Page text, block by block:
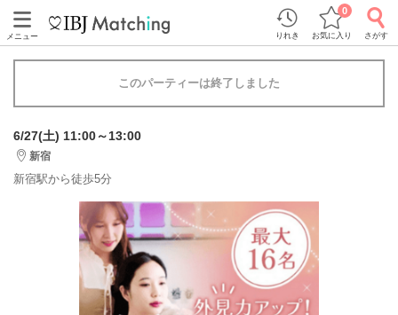
メニュー りれき お気に入り
0
さがす
このパーティーは終了しました
6/27(土) 11:00～13:00
新宿
新宿駅から徒歩5分